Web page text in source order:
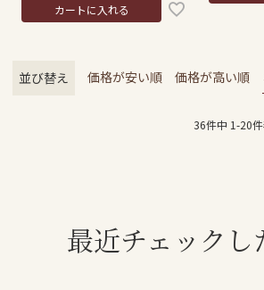
カートに入れる
並び替え 価格が安い順 価格が高い順
36件中 1-20
最近チェックし